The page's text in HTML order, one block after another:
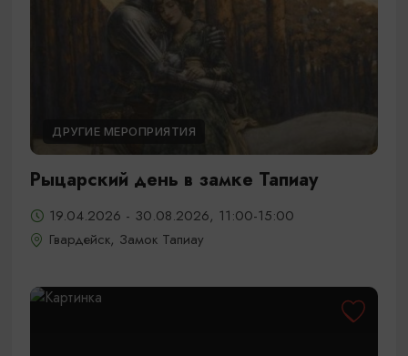
ДРУГИЕ МЕРОПРИЯТИЯ
Рыцарский день в замке Тапиау
19.04.2026 - 30.08.2026, 11:00-15:00
Гвардейск, Замок Тапиау